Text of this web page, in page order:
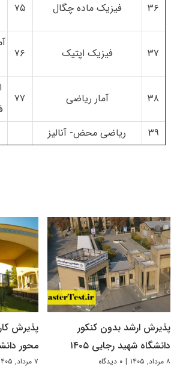
۳۶ فیزیک ماده چگال ۷۵
۳۷ فیزیک اپتیک ۷۶
۳۸ آمار ریاضی ۷۷
۳۹
ریاضی محض- آنالیز
پذیرش ارشد بدون کنکور
دانشگاه شهید رجایی ۱۴۰۵
۸ مرداد, ۱۴۰۵ | ۰ دیدگاه
پذیرش
محور
۷ مرداد, ۱۴۰۵